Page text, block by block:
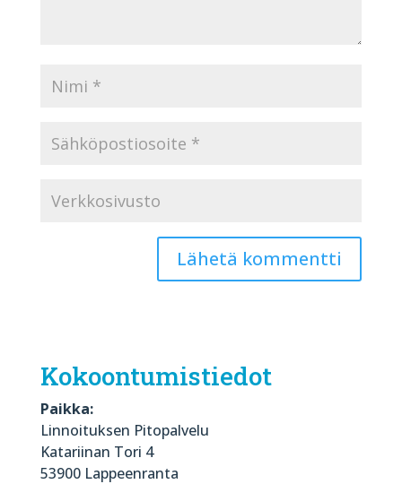
Kokoontumistiedot
Paikka:
Linnoituksen Pitopalvelu
Katariinan Tori 4
53900 Lappeenranta